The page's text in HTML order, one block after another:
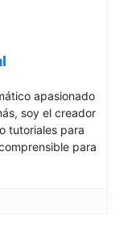
apasionado
soy el creador
tutoriales para
para